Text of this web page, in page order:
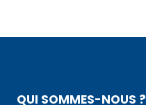
QUI SOMMES-NOUS ?